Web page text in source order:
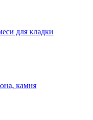
для кладки
камня